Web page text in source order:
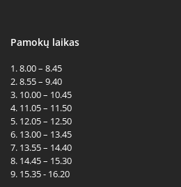
Pamokų laikas
1. 8.00 – 8.45
2. 8.55 – 9.40
3. 10.00 – 10.45
4. 11.05 – 11.50
5. 12.05 – 12.50
6. 13.00 – 13.45
7. 13.55 – 14.40
8. 14.45 – 15.30
9. 15.35 - 16.20